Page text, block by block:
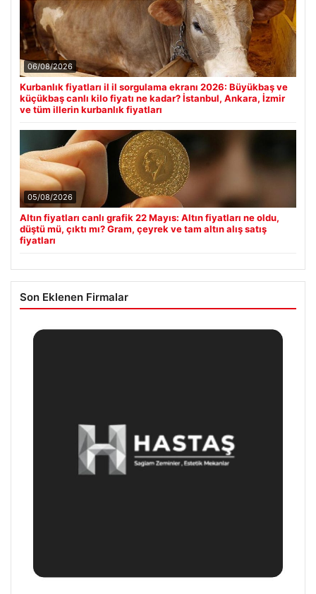
06/08/2026
Kurbanlık fiyatları il il sorgulama ekranı 2026: Büyükbaş ve
küçükbaş canlı kilo fiyatı ne kadar? İstanbul, Ankara, İzmir
ve tüm illerin kurbanlık fiyatları
05/08/2026
Altın fiyatları canlı grafik 22 Mayıs: Altın fiyatları ne oldu,
düştü mü, çıktı mı? Gram, çeyrek ve tam altın alış satış
fiyatları
Son Eklenen Firmalar